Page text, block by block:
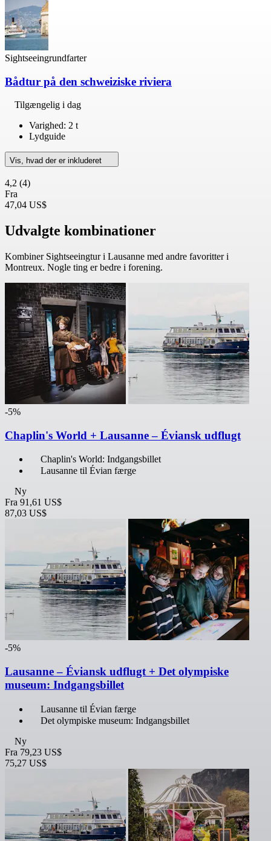
Sightseeingrundfarter
Bådtur på den schweiziske riviera
Tilgængelig i dag
Varighed: 2 t
Lydguide
Vis, hvad der er inkluderet
4,2 (4)
Fra
47,04 US$
Udvalgte kombinationer
Kombiner Sightseeingtur i Lausanne med andre favoritter i
Montreux. Nogle ting er bedre i forening.
-5%
Chaplin's World + Lausanne – Éviansk udflugt
Chaplin's World: Indgangsbillet
Lausanne til Évian færge
Ny
Fra 91,61 US$
87,03 US$
-5%
Lausanne – Éviansk udflugt + Det olympiske
museum: Indgangsbillet
Lausanne til Évian færge
Det olympiske museum: Indgangsbillet
Ny
Fra 79,23 US$
75,27 US$